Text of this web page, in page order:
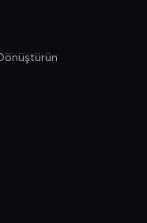
Dönüştürün